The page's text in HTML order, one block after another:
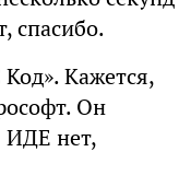
спасибо.
Кажется,
Он
ИДЕ нет,